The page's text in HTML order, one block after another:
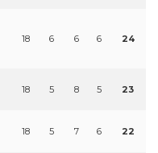
18 6 6 6 24
18 5 8 5 23
18 5 7 6 22